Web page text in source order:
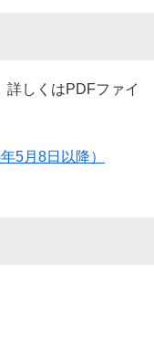
詳しくはPDFファイ
5月8日以降）